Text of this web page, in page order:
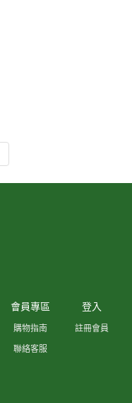
會員專區 登入
購物指南
註冊會員
聯絡客服